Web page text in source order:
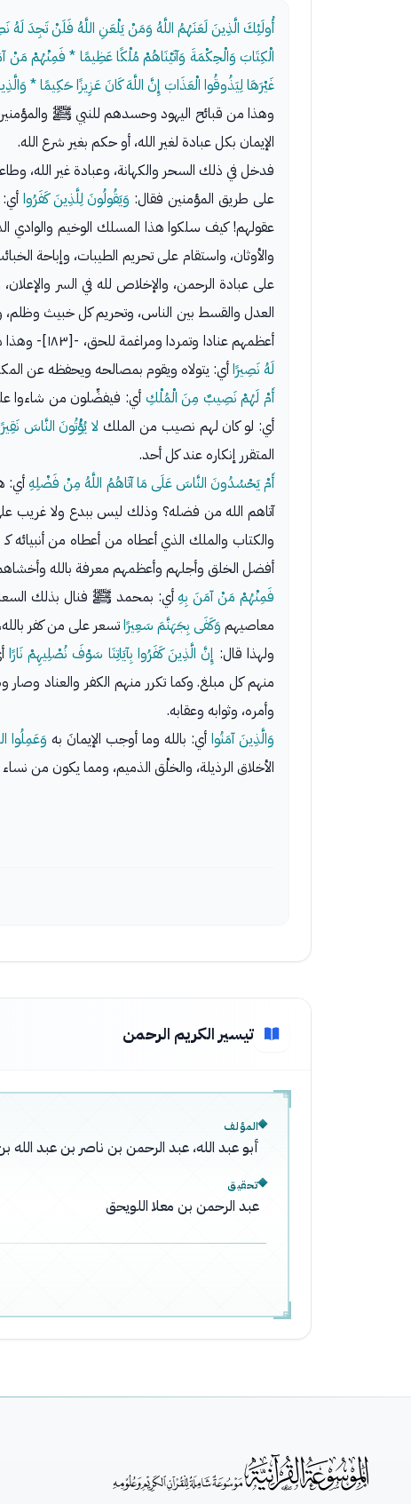
أُولَئِكَ الَّذِينَ لَعَنَهُمُ اللَّهُ وَمَنْ يَلْعَنِ اللَّهُ فَلَنْ تَجِدَ لَهُ
الْكِتَابَ وَالْحِكْمَةَ وَآتَيْنَاهُمْ مُلْكًا عَظِيمًا * فَمِنْهُمْ
غَيْرَهَا لِيَذُوقُوا الْعَذَابَ إِنَّ اللَّهَ كَانَ عَزِيزًا حَكِيمًا *
وهذا من قبائح اليهود وحسدهم للنبي ﷺ
الإيمان بكل عبادة لغير الله، أو حكم بغير شرع الله.
فدخل في ذلك السحر والكهانة، وعبادة غير الله،
على طريق المؤمنين فقال: وَيَقُولُونَ لِلَّذِينَ كَفَرُوا
عقولهم! كيف سلكوا هذا المسلك الوخيم والوادي
والأوثان، واستقام على تحريم الطيبات، وإباحة
على عبادة الرحمن، والإخلاص لله في السر
العدل والقسط بين الناس، وتحريم كل خبيث وظلم،
أعظمهم عنادا وتمردا ومراغمة للحق، -[١٨٣]- وهذا هو الواقع، ولهذا قال تعالى عنهم:
لَهُ نَصِيرًاأي: يتولاه ويقوم بمصالحه ويحفظه عن
أَمْ لَهُمْ نَصِيبٌ مِنَ الْمُلْكِ أي: فيفضِّلون من شاءوا
أي: لو كان لهم نصيب من الملك لا يُؤْتُونَ النَّاسَ
المتقرر إنكاره عند كل أحد.
أَمْ يَحْسُدُونَ النَّاسَ عَلَى مَا آتَاهُمُ اللَّهُ مِنْ فَضْلِهِأي:
آتاهم الله من فضله؟ وذلك ليس ببدع ولا غريب
والكتاب والملك الذي أعطاه من أعطاه من
أفضل الخلق وأجلهم وأعظمهم معرفة بالله
فَمِنْهُمْ مَنْ آمَنَ بِهِأي: بمحمد ﷺ فنال بذلك السعادة
معاصيهم وَكَفَى بِجَهَنَّمَ سَعِيرًاتسعر على من كفر
ولهذا قال: إِنَّ الَّذِينَ كَفَرُوا بِآيَاتِنَا سَوْفَ نُصْلِيهِمْ نَارًا
منهم كل مبلغ. وكما تكرر منهم الكفر والعناد
وأمره، وثوابه وعقابه.
وَالَّذِينَ آمَنُواأي: بالله وما أوجب الإيمانَ به وَعَمِلُوا
الأخلاق الرذيلة، والخلْق الذميم، ومما يكون من
تيسير الكريم الرحمن
المؤلف
أبو عبد الله، عبد الرحمن بن ناصر بن عبد
تحقيق
عبد الرحمن بن معلا اللويحق